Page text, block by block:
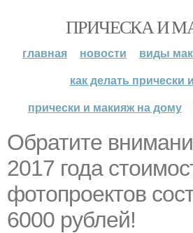
ПРИЧЕСКА И
главная новости
виды
как делать прически
прически и макияж на дому
Обратите
2017 года
фотопроектов
6000 рублей!